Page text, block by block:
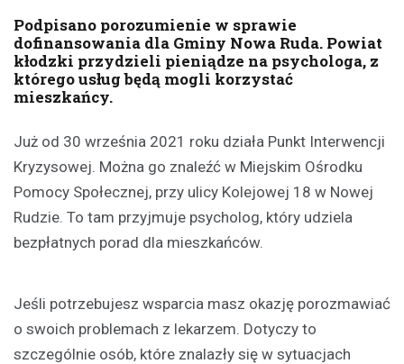
Podpisano porozumienie w sprawie
dofinansowania dla Gminy Nowa Ruda. Powiat
kłodzki przydzieli pieniądze na psychologa, z
którego usług będą mogli korzystać
mieszkańcy.
Już od 30 września 2021 roku działa Punkt Interwencji
Kryzysowej. Można go znaleźć w Miejskim Ośrodku
Pomocy Społecznej, przy ulicy Kolejowej 18 w Nowej
Rudzie. To tam przyjmuje psycholog, który udziela
bezpłatnych porad dla mieszkańców.
Jeśli potrzebujesz wsparcia masz okazję porozmawiać
o swoich problemach z lekarzem. Dotyczy to
szczególnie osób, które znalazły się w sytuacjach